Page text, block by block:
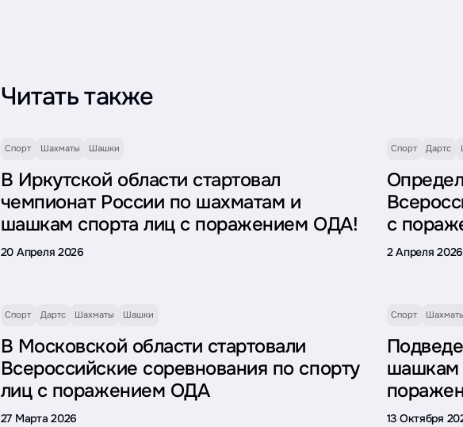
Читать также
Спорт Шахматы Шашки
В Иркутской области стартовал
чемпионат России по шахматам и
шашкам спорта лиц с поражением ОДА!
20 Апреля 2026
Спорт Дартс
с
2 Апреля 2026
Спорт Дартс Шахматы Шашки
В Московской области стартовали
Всероссийские соревнования по спорту
лиц с поражением ОДА
27 Марта 2026
Спорт
шашкам
13 Октября